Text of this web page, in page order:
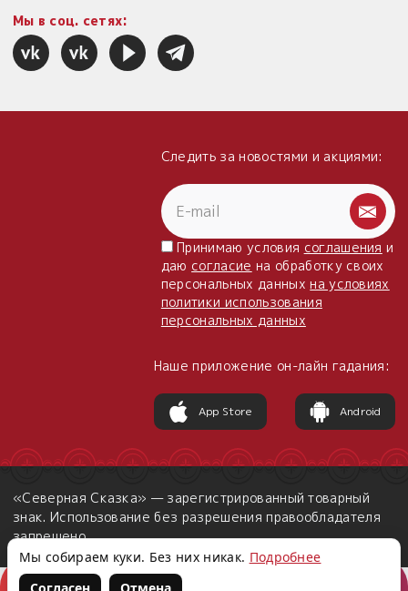
Мы в соц. сетях:
Следить за новостями и акциями:
Принимаю условия соглашения и
даю согласие на обработку своих
персональных данныхна условиях
политики использования
персональных данных
Наше приложение он-лайн гадания:
App Store Android
«Северная Сказка» — зарегистрированный товарный
знак. Использование без разрешения правообладателя
запрещено.
Мы собираем куки. Без них никак. Подробнее